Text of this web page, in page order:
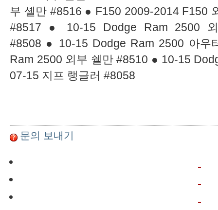
부 셸만 #8516 ● F150 2009-2014 F150
#8517 ● 10-15 Dodge Ram 2500
#8508 ● 10-15 Dodge Ram 2500 아우
Ram 2500 외부 쉘만 #8510 ● 10-15
07-15 지프 랭글러 #8058
문의 보내기